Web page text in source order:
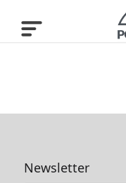
Newsletter